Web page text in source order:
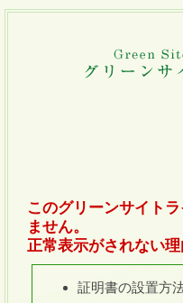
このグリーンサイト
ません。
正常表示がされない
証明書の設置方